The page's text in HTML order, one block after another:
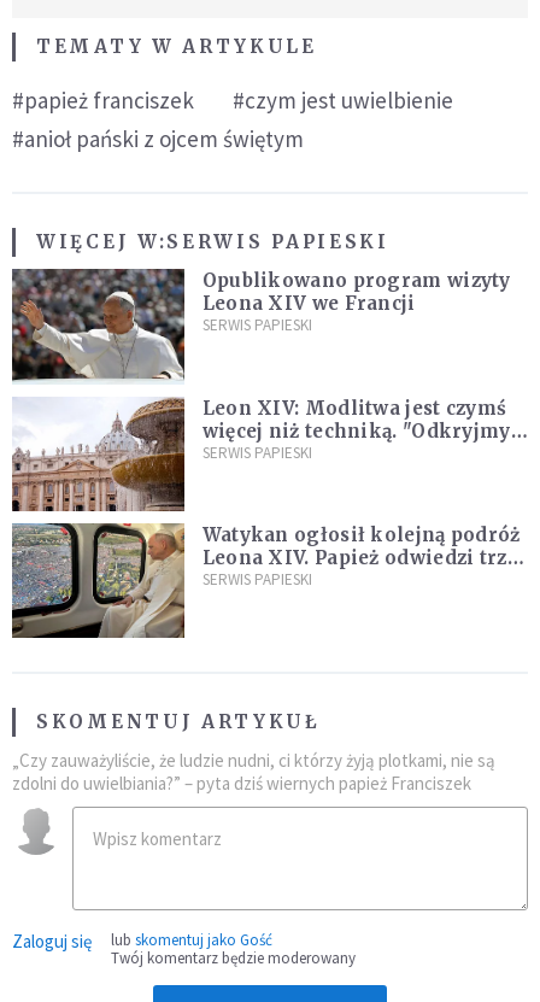
TEMATY W ARTYKULE
#papież franciszek
#czym jest uwielbienie
#anioł pański z ojcem świętym
WIĘCEJ W:SERWIS PAPIESKI
Opublikowano program wizyty
Leona XIV we Francji
SERWIS PAPIESKI
Leon XIV: Modlitwa jest czymś
więcej niż techniką. "Odkryjmy
ją na nowo"
SERWIS PAPIESKI
Watykan ogłosił kolejną podróż
Leona XIV. Papież odwiedzi trzy
kraje Ameryki Południowej
SERWIS PAPIESKI
SKOMENTUJ ARTYKUŁ
„Czy zauważyliście, że ludzie nudni, ci którzy żyją plotkami, nie są
zdolni do uwielbiania?” – pyta dziś wiernych papież Franciszek
Zaloguj się lub skomentuj jako Gość
Twój komentarz będzie moderowany